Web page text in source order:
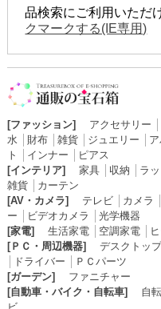
品検索にご利用いただ
クマークする(IE専用)
[ファッション] アクセサリー
水
財布│ 雑貨│ ジュエリー
ト
インナー
ピアス
[インテリア]
家具│ 収納 ラ
雑貨│ カーテン
[AV・カメラ]
テレビ│ カメラ
ー
ビデオカメラ
光学機器
[家電]
生活家電│ 空調家電│
[ＰＣ・周辺機器]
デスクトッ
ドライバー
ＰＣパーツ
[ガーデン]
ファニチャー
[自動車・バイク・自転車]
自